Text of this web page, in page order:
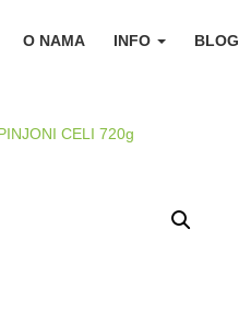
O NAMA INFO BLOG
CELI 720g